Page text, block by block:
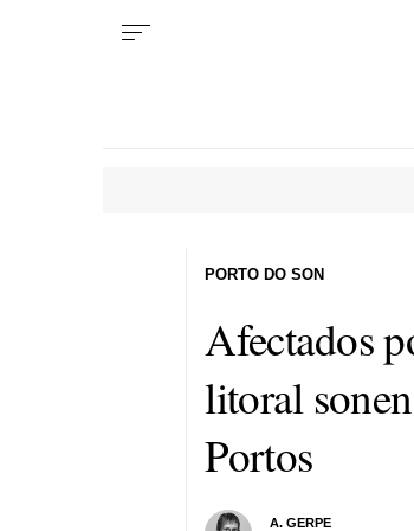
Afectados
litoral
Portos
A. GERPE
PORTO DO SON